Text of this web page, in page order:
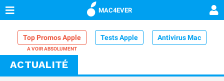
MAC4EVER
Top Promos Apple Tests Apple Antivirus Mac
VPN Mac
ACTUALITÉ